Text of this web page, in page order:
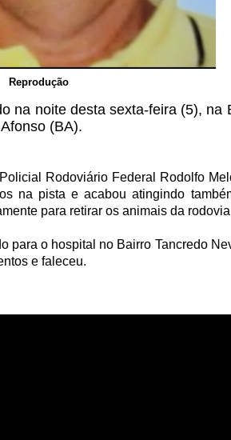
Reprodução
na noite desta sexta-feira (5), na
(BA).
Rodoviário Federal Rodolfo
na pista e acabou atingindo
para retirar os animais da
para o hospital no Bairro Tancredo
e faleceu.